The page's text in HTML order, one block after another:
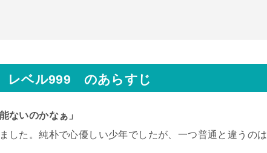
レベル999 のあらすじ
ないのかなぁ」
した。純朴で心優しい少年でしたが、一つ普通と違うのは